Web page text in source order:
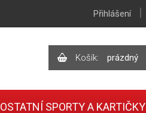
Přihlášení |
Košík: prázdný
OSTATNÍ SPORTY A KARTIČKY